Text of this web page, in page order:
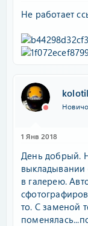
Не работает
1 Янв 2018
День добрый.
выкладывании
в галерею.
то. С заменой